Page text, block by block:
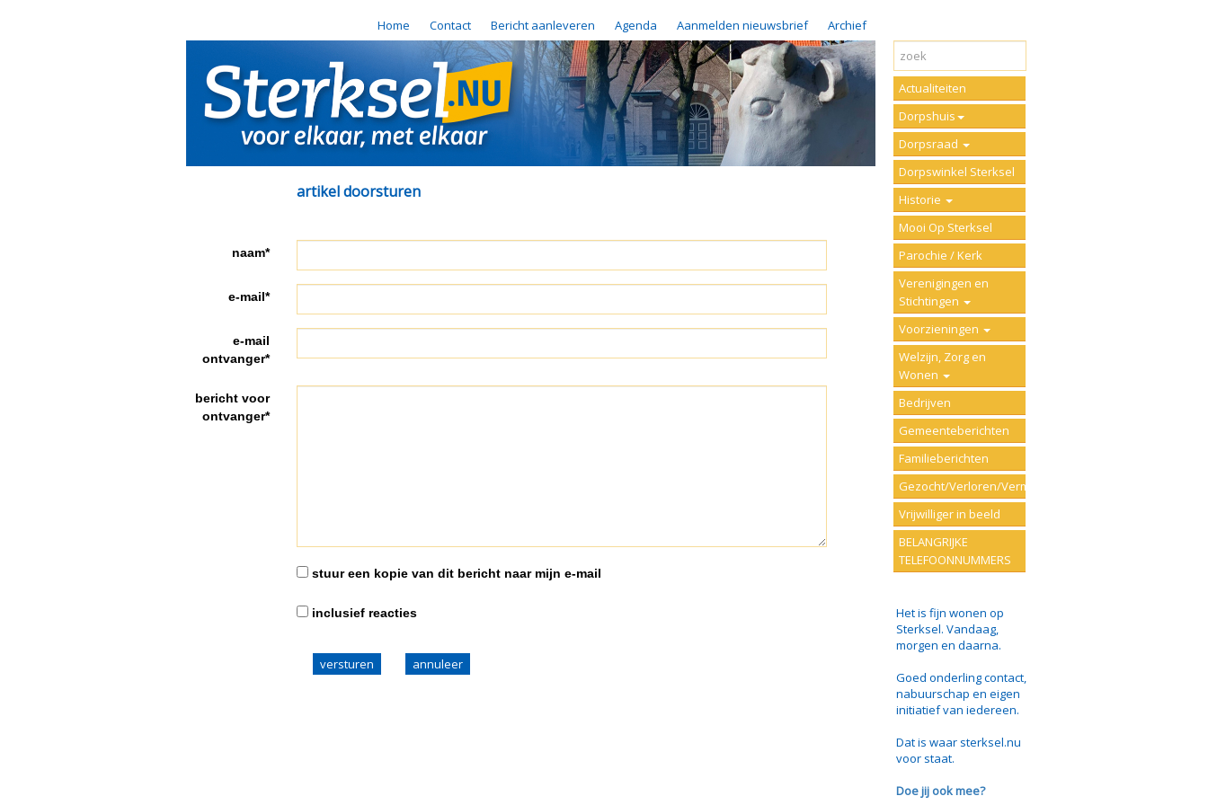
Home Contact Bericht aanleveren Agenda Aanmelden nieuwsbrief Archief
artikel doorsturen
naam*
e-mail*
e-mail
ontvanger*
bericht voor
ontvanger*
stuur een kopie van dit bericht naar mijn e-mail
inclusief reacties
versturen
Actualiteiten
Dorpshuis
Dorpsraad
Dorpswinkel Sterksel
Historie
Mooi Op Sterksel
Parochie / Kerk
Verenigingen en
Stichtingen
Voorzieningen
Welzijn, Zorg en
Wonen
Bedrijven
Gemeenteberichten
Familieberichten
Gezocht/Verloren/Vermist
Vrijwilliger in beeld
BELANGRIJKE
TELEFOONNUMMERS
Het is fijn wonen op
Sterksel. Vandaag,
morgen en daarna.
Goed onderling contact,
nabuurschap en eigen
initiatief van iedereen.
Dat is waar sterksel.nu
voor staat.
Doe jij ook mee?